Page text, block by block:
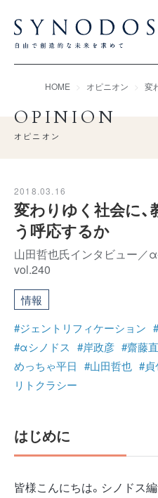
HOME オピニオン 変
OPINION
オピニオン
2018.03.16
変わりゆく社会に、
う呼応するか
山田哲也氏インタビュー／
vol.240
情報
#ジェントリフィケーション
#αシノドス #岸政彦 #齋藤
めっちゃ平日 #山田哲也 #貞
リトクラシー
はじめに
皆様こんにちは。シノドス編